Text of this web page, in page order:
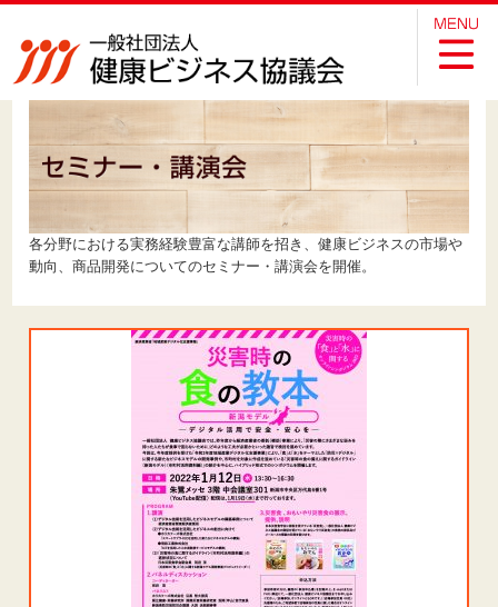
各分野における実務経験豊富な講師を招き、健康ビジネスの市場や
動向、商品開発についてのセミナー・講演会を開催。